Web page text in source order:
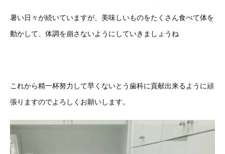
暑い日々が続いていますが、美味しいものをたくさん食べて体を
動かして、体調を崩さないようにしていきましょうね
これから精一杯努力して早くないとう歯科に貢献出来るように頑
張りますのでよろしくお願いします。